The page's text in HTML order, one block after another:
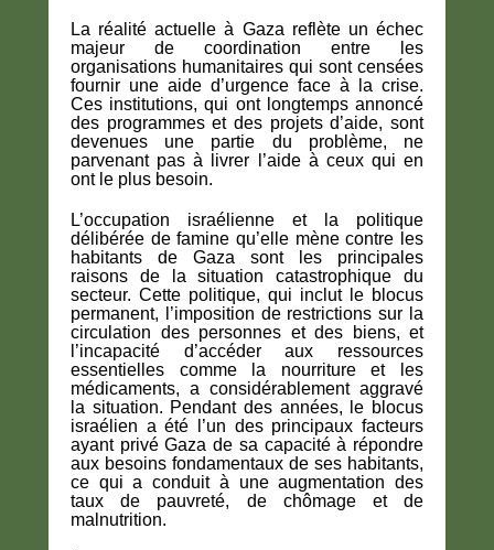
La réalité actuelle à Gaza reflète un échec
majeur de coordination entre les
organisations humanitaires qui sont censées
fournir une aide d’urgence face à la crise.
Ces institutions, qui ont longtemps annoncé
des programmes et des projets d’aide, sont
devenues une partie du problème, ne
parvenant pas à livrer l’aide à ceux qui en
ont le plus besoin.
L’occupation israélienne et la politique
délibérée de famine qu’elle mène contre les
habitants de Gaza sont les principales
raisons de la situation catastrophique du
secteur. Cette politique, qui inclut le blocus
permanent, l’imposition de restrictions sur la
circulation des personnes et des biens, et
l’incapacité d’accéder aux ressources
essentielles comme la nourriture et les
médicaments, a considérablement aggravé
la situation. Pendant des années, le blocus
israélien a été l’un des principaux facteurs
ayant privé Gaza de sa capacité à répondre
aux besoins fondamentaux de ses habitants,
ce qui a conduit à une augmentation des
taux de pauvreté, de chômage et de
malnutrition.